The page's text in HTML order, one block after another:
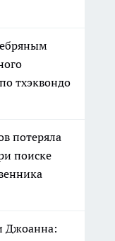
тхэквондо
потеряла
поиске
Джоанна: